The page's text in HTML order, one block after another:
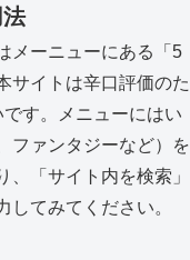
メーニューにある「5
サイトは辛口評価のた
す。メニューにはい
ファンタジーなど）を
「サイト内を検索」
てみてください。